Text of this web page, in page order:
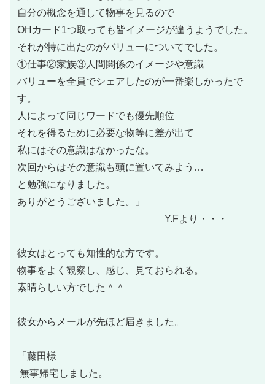
自分の概念を通して物事を見るので
OHカード1つ取っても皆イメージが違うようでした。
それが特に出たのがバリューについてでした。
①仕事②家族③人間関係のイメージや意識
バリューを全員でシェアしたのが一番楽しかったで
す。
人によって同じワードでも優先順位
それを得るために必要な物等に差が出て
私にはその意識はなかったな。
次回からはその意識も頭に置いてみよう…
と勉強になりました。
ありがとうございました。」
Y.Fより・・・
彼女はとっても知性的な方です。
物事をよく観察し、感じ、見ておられる。
素晴らしい方でした＾＾
彼女からメールが先ほど届きました。
「藤田様
無事帰宅しました。